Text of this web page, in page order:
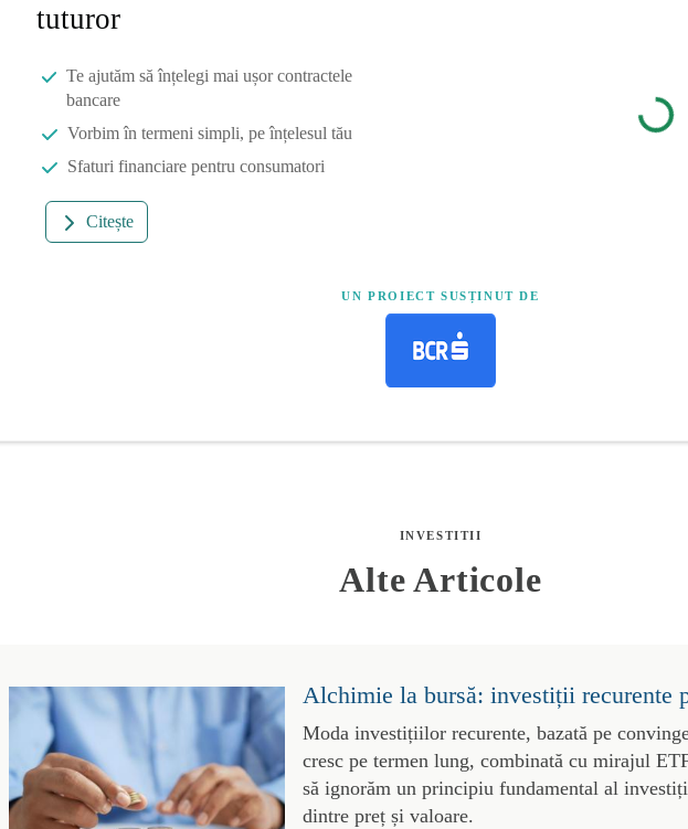
tuturor
Te ajutăm să înțelegi mai ușor contractele
bancare
Vorbim în termeni simpli, pe înțelesul tău
Sfaturi financiare pentru consumatori
Citește
UN PROIECT SUSȚINUT DE
INVESTITII
Alte Articole
Alchimie la bursă: investiții recurente
Moda investițiilor recurente, bazată pe
cresc pe termen lung, combinată cu mirajul
să ignorăm un principiu fundamental al
dintre preț și valoare.